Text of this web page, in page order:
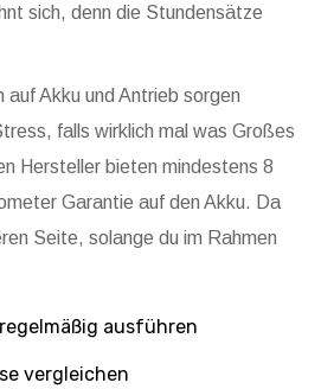
sich, denn die Stundensätze
auf Akku und Antrieb sorgen
falls wirklich mal was Großes
Hersteller bieten mindestens 8
Garantie auf den Akku. Da
Seite, solange du im Rahmen
ausführen
vergleichen